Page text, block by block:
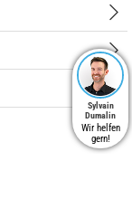
Sylvain
Dumalin
Wir helfen
gern!